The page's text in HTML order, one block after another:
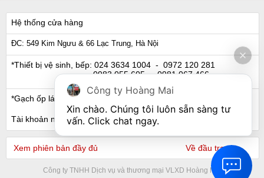
Hệ thống cửa hàng
ĐC: 549 Kim Ngưu & 66 Lạc Trung, Hà Nội
*Thiết bị vệ sinh, bếp: 024 3634 1004 - 0972 120 281
0983 055 605- 0981 067 466
*Gạch ốp lát, Ngói: 024 3632 0280 - 0911 441 066
Tài khoản ngân hàng
Xem phiên bản đầy đủ Về đầu trang
Công ty TNHH Dịch vụ và thương mại VLXD Hoàng Mai
Công ty Hoàng Mai
Xin chào. Chúng tôi luôn sẵn sàng tư
vấn. Click chat ngay.